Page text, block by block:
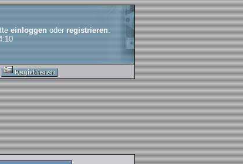
einloggenoder registrieren.